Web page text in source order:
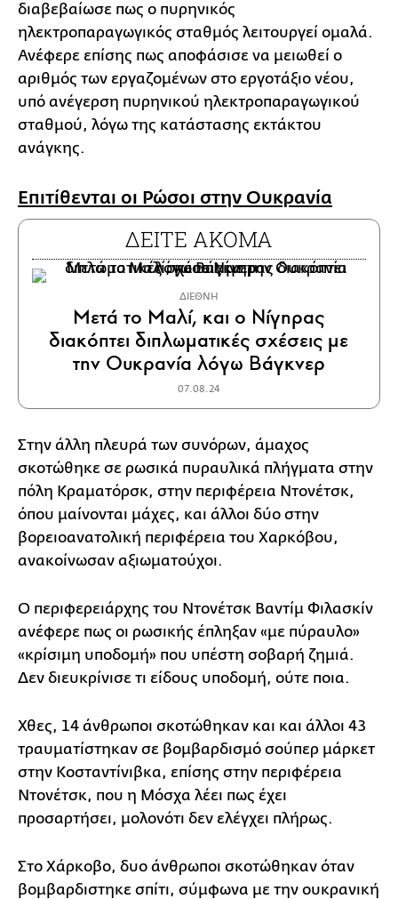
διαβεβαίωσε πως ο πυρηνικός
ηλεκτροπαραγωγικός σταθμός λειτουργεί ομαλά.
Ανέφερε επίσης πως αποφάσισε να μειωθεί ο
αριθμός των εργαζομένων στο εργοτάξιο νέου,
υπό ανέγερση πυρηνικού ηλεκτροπαραγωγικού
σταθμού, λόγω της κατάστασης εκτάκτου
ανάγκης.
Επιτίθενται οι Ρώσοι στην Ουκρανία
ΔΕΙΤΕ ΑΚΟΜΑ
ΔΙΕΘΝΗ
Μετά το Μαλί, και ο Νίγηρας
διακόπτει διπλωματικές σχέσεις με
την Ουκρανία λόγω Βάγκνερ
07.08.24
Στην άλλη πλευρά των συνόρων, άμαχος
σκοτώθηκε σε ρωσικά πυραυλικά πλήγματα στην
πόλη Κραματόρσκ, στην περιφέρεια Ντονέτσκ,
όπου μαίνονται μάχες, και άλλοι δύο στην
βορειοανατολική περιφέρεια του Χαρκόβου,
ανακοίνωσαν αξιωματούχοι.
Ο περιφερειάρχης του Ντονέτσκ Βαντίμ Φιλασκίν
ανέφερε πως οι ρωσικής έπληξαν «με πύραυλο»
«κρίσιμη υποδομή» που υπέστη σοβαρή ζημιά.
Δεν διευκρίνισε τι είδους υποδομή, ούτε ποια.
Χθες, 14 άνθρωποι σκοτώθηκαν και και άλλοι 43
τραυματίστηκαν σε βομβαρδισμό σούπερ μάρκετ
στην Κοσταντίνιβκα, επίσης στην περιφέρεια
Ντονέτσκ, που η Μόσχα λέει πως έχει
προσαρτήσει, μολονότι δεν ελέγχει πλήρως.
Στο Χάρκοβο, δυο άνθρωποι σκοτώθηκαν όταν
βομβαρδιστηκε σπίτι, σύμφωνα με την ουκρανική